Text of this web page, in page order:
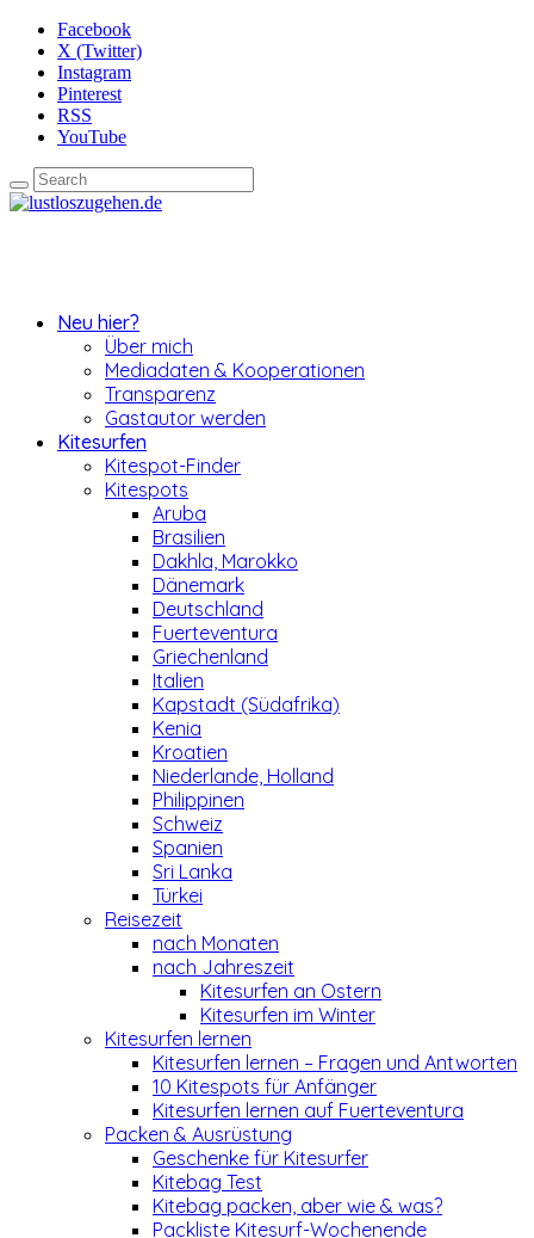
Facebook
X (Twitter)
Instagram
Pinterest
RSS
YouTube
Neu hier?
Über mich
Mediadaten & Kooperationen
Transparenz
Gastautor werden
Kitesurfen
Kitespot-Finder
Kitespots
Aruba
Brasilien
Dakhla, Marokko
Dänemark
Deutschland
Fuerteventura
Griechenland
Italien
Kapstadt (Südafrika)
Kenia
Kroatien
Niederlande, Holland
Philippinen
Schweiz
Spanien
Sri Lanka
Türkei
Reisezeit
nach Monaten
nach Jahreszeit
Kitesurfen an Ostern
Kitesurfen im Winter
Kitesurfen lernen
Kitesurfen lernen – Fragen und Antworten
10 Kitespots für Anfänger
Kitesurfen lernen auf Fuerteventura
Packen & Ausrüstung
Geschenke für Kitesurfer
Kitebag Test
Kitebag packen, aber wie & was?
Packliste Kitesurf-Wochenende